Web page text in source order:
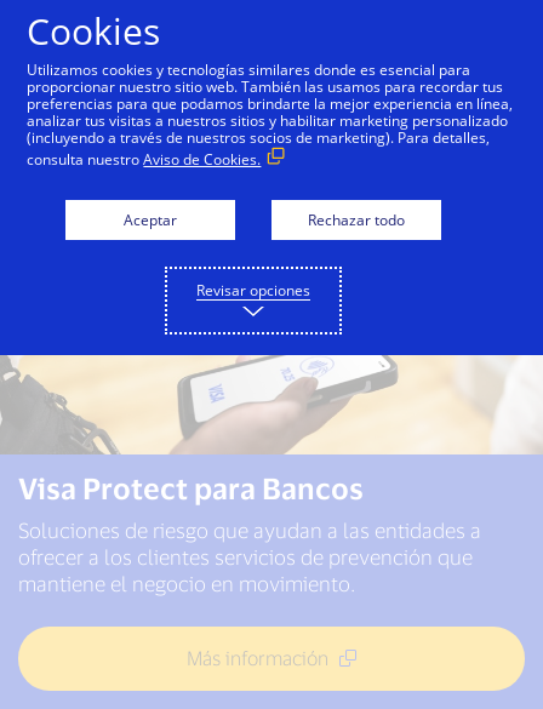
Visa Protect Bancos Comercios
Visa Protect para Bancos
Soluciones de riesgo que ayudan a las entidades a
ofrecer a los clientes servicios de prevención que
mantiene el negocio en movimiento.
Más información
Cookies
Utilizamos cookies y tecnologías similares donde es esencial para
proporcionar nuestro sitio web. También las usamos para recordar tus
preferencias para que podamos brindarte la mejor experiencia en línea,
analizar tus visitas a nuestros sitios y habilitar marketing personalizado
(incluyendo a través de nuestros socios de marketing). Para detalles,
consulta nuestroAviso de Cookies.
Aceptar Rechazar todo
Revisar opciones